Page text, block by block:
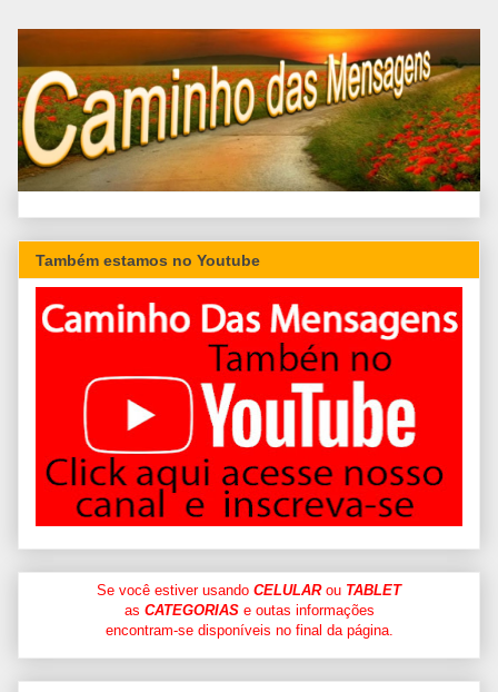
Também estamos no Youtube
Se você estiver usando CELULARou TABLET
as CATEGORIASe outas informações
encontram-se disponíveis no final da página.